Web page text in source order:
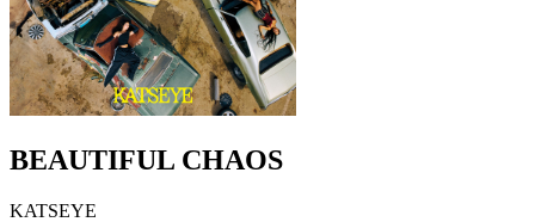
BEAUTIFUL CHAOS
KATSEYE